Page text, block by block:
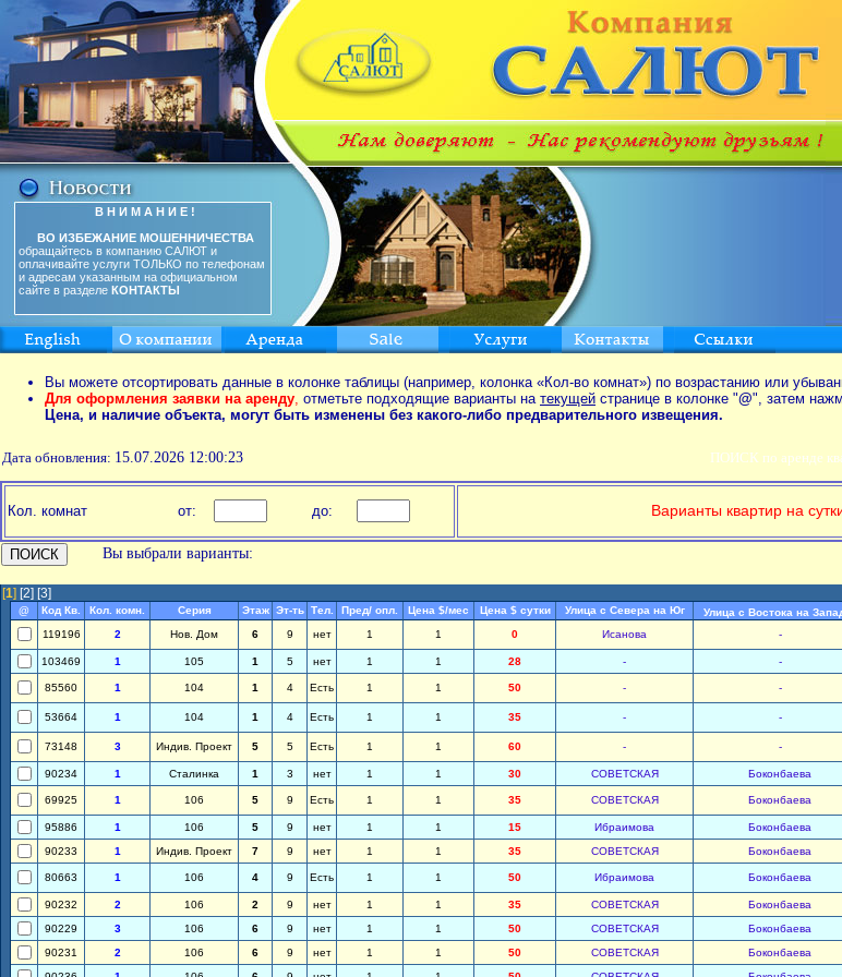
В Н И М А Н И Е !
ВО ИЗБЕЖАНИЕ МОШЕННИЧЕСТВА
обращайтесь в компанию САЛЮТ и
оплачивайте услуги ТОЛЬКО по телефонам
и адресам указанным на официальном
сайте в разделе КОНТАКТЫ
Вы можете отсортировать данные в колонке таблицы (например, колонка «Кол-во комнат») по возрастанию или
Для оформления заявки на аренду, отметьте подходящие варианты на текущей странице в колонке "@", затем
Цена, и наличие объекта, могут быть изменены без какого-либо предварительного извещения.
Дата обновления: 15.07.2026 12:00:23 ПОИСК по аренде
Кол. комнат от: до: Варианты квартир на
Вы выбрали варианты:
[1] [2] [3]
@ Код Кв. Кол. комн. Серия Этаж Эт-ть Тел. Пред/ опл. Цена $/мес Цена $ сутки Улица с Севера на Юг Улица с Востока на
119196
2 Нов. Дом 6 9 нет 1 1 0 Исанова -
103469 1 105 1 5 нет 1 1 28 - -
85560 1 104 1 4 Есть 1 1 50 - -
53664 1 104 1 4 Есть 1 1 35 - -
73148 3 Индив. Проект 5 5 Есть 1 1 60 - -
90234 1 Сталинка 1 3 нет 1 1 30 СОВЕТСКАЯ Боконбаева
69925 1 106 5 9 Есть 1 1 35 СОВЕТСКАЯ Боконбаева
95886 1 106 5 9 нет 1 1 15 Ибраимова Боконбаева
90233
1 Индив. Проект 7 9 нет 1 1 35 СОВЕТСКАЯ Боконбаева
80663 1 106 4 9 Есть 1 1 50 Ибраимова Боконбаева
90232 2 106 2 9 нет 1 1 35 СОВЕТСКАЯ Боконбаева
90229
3 106 6 9 нет 1 1 50 СОВЕТСКАЯ Боконбаева
90231
2 106 6 9 нет 1 1 50 СОВЕТСКАЯ Боконбаева